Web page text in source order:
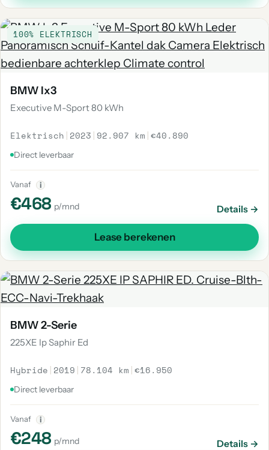
100% ELEKTRISCH
BMW Ix3
Executive M-Sport 80 kWh
Elektrisch | 2023 | 92.907 km |€40.890
Direct leverbaar
Vanaf i
€468 p/mnd Details →
Lease berekenen
BMW 2-Serie
225XE Ip Saphir Ed
Hybride | 2019 | 78.104 km |€16.950
Direct leverbaar
Vanaf i
€248 p/mnd Details →